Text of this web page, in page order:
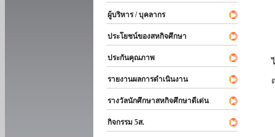
ผู้บริหาร / บุคลากร
ประโยชน์ของสหกิจศึกษา
ประกันคุณภาพ
รายงานผลการดำเนินงาน
รางวัลนักศึกษาสหกิจศึกษาดีเด่น
กิจกรรม 5ส.